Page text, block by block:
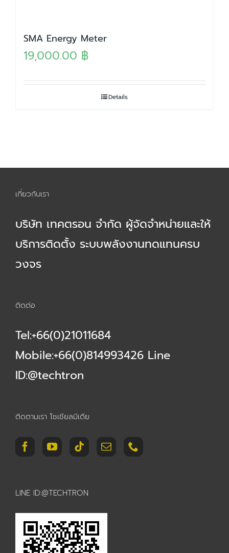
SMA Energy Meter
19,000.00 ฿
Details
เกี่ยวกับเรา
บริษัท เทคตรอน จำกัด ผู้จัดจำหน่ายและให้
บริการติดตั้ง ระบบพลังงานทดแทนครบ
วงจร
ติดต่อ
Tel:+66(0)21011684
Mobile:+66(0)814993426 Line
ID:@techtron
ติดตามเรา โซเชียลมีเดีย
LINE ID:@TECHTRON